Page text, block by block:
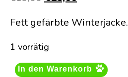
war:
ist:
Fett gefärbte Winterjacke.
1 vorrätig
In den Warenkorb